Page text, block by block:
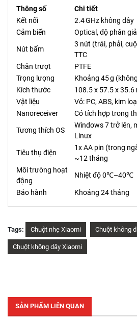
Thông số
Chi tiết
Kết nối
2.4 GHz không dây
Cảm biến
Optical, độ phân
Nút bấm
3 nút (trái, phải,
TTC
Chân trượt
PTFE
Trọng lượng
Khoảng 45 g
Kích thước
108.5 x 57.5 x 35.6
Vật liệu
Vỏ: PC, ABS, kim
Nanoreceiver
Có tích hợp trong
Tương thích OS
Windows 7 trở lên,
Linux
Tiêu thụ điện
1x AA pin (trong
~12 tháng
Môi trường hoạt
động
Nhiệt độ 0℃–40℃
Bảo hành Khoảng 24 tháng
Tags: Chuột nhẹ Xiaomi Chuột không
Chuột không dây Xiaomi
SẢN PHẨM LIÊN QUAN